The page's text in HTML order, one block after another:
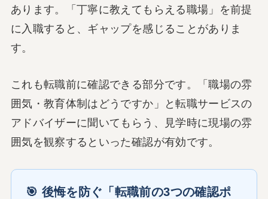
あります。「丁寧に教えてもらえる職場」を前提
に入職すると、ギャップを感じることがありま
す。
これも転職前に確認できる部分です。「職場の雰
囲気・教育体制はどうですか」と転職サービスの
アドバイザーに聞いてもらう、見学時に現場の雰
囲気を観察するといった確認が有効です。
🎯 後悔を防ぐ「転職前の3つの確認ポ